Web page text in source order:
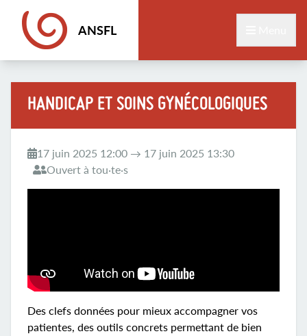
ANSFL
HANDICAP ET SOINS GYNÉCOLOGIQUES
17 juin 2025 12:00 → 17 juin 2025 13:30
Ouvert à tou·te·s
Des clefs données pour mieux accompagner vos
patientes, des outils concrets permettant de bien